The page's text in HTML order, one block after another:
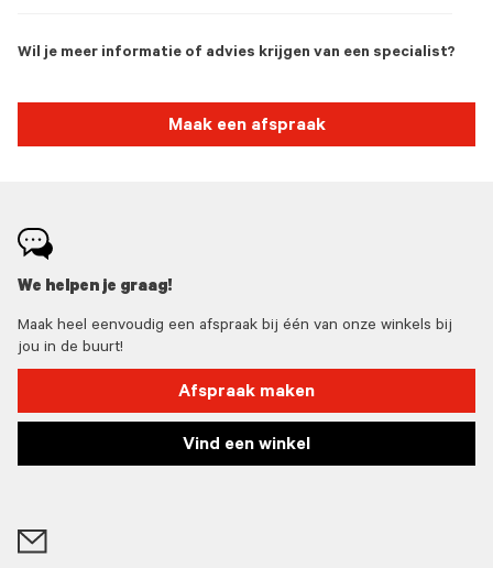
Wil je meer informatie of advies krijgen van een specialist?
Maak een afspraak
We helpen je graag!
Maak heel eenvoudig een afspraak bij één van onze winkels bij
jou in de buurt!
Afspraak maken
Vind een winkel